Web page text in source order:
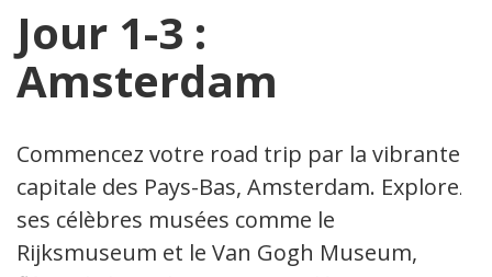
Jour 1-3 :
Amsterdam
Commencez votre road trip par la vibrante
capitale des Pays-Bas, Amsterdam. Explorez
ses célèbres musées comme le
Rijksmuseum et le Van Gogh Museum,